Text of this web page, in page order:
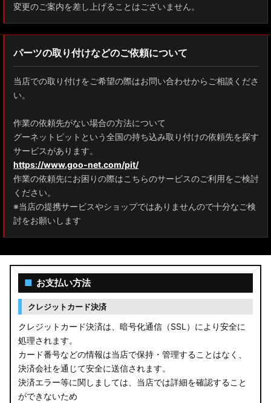
変更のご案内を差し上げることはございません。
パーツの取り付けなどのご依頼について
当店での取り付けをご希望の際はお問い合わせからご相談くださ
い。
作業の依頼先がない場合の方法について
グーネットピットという全国の持ち込み取り付けの依頼先を探す
サービスがあります。
https://www.goo-net.com/pit/
作業の依頼先にお困りの際はこちらのサービスのご利用をご検討
ください。
※当店の提携サービスやショップではありませんので十分なご検
討をお願いします
■ お支払い方法
クレジットカード決済
クレジットカード決済は、暗号化通信（SSL）により安全に
処理されます。
カード番号などの情報は当店で保持・管理することはなく、
決済会社を通じて安全に送信されます。
決済エラー等に関しましては、当店では詳細を確認すること
ができないため